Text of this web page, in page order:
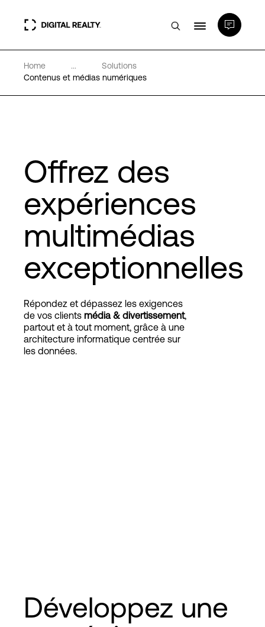
Data Centers
A propos de nous
Language
Connexion
Home ...
Solutions
Contenus et médias numériques
Offrez des
expériences
multimédias
exceptionnelles
Répondez et dépassez les exigences
de vos clients média & divertissement,
partout et à tout moment, grâce à une
architecture informatique centrée sur
les données.
Développez une